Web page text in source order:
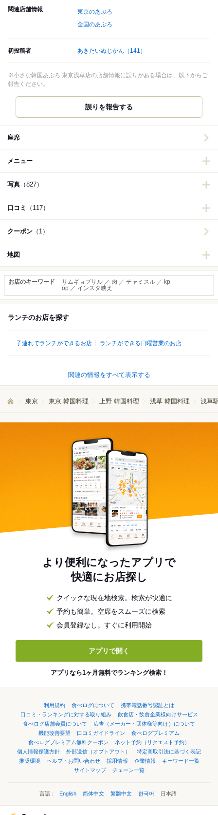
関連店舗情報
東京のあぷろ
全国のあぷろ
初投稿者 あきたいぬじかん （141）
※小さな韓国あぷろ 東京浅草店の店舗情報に誤りがある場合は、以下からご
報告ください。
誤りを報告する
座席
メニュー
写真 （827）
口コミ （117）
クーポン （1）
地図
お店のキーワード
サムギョプサル ／ 肉 ／ チャミスル ／ kp
op ／ インスタ映え
ランチのお店を探す
子連れでランチができるお店 ランチができる日曜営業のお店
関連の情報をすべて表示する
東京 東京 韓国料理 上野 韓国料理 浅草 韓国料理 浅草
より便利になったアプリで
快適にお店探し
クイックな現在地検索。検索が快適に
予約も簡単。空席をスムーズに検索
会員登録なし。すぐに利用開始
アプリで開く
アプリなら1ヶ月無料でランキング検索！
利用規約 食べログについて
携帯電話番号認証とは
口コミ・ランキングに対する取り組み
飲食店・飲食企業様向けサービス
食べログ店舗会員について
広告（メーカー・団体様等向け）について
機能改善要望
口コミガイドライン
食べログプレミアム
食べログプレミアム無料クーポン
ネット予約（リクエスト予約）
個人情報保護方針
外部送信（オプトアウト）
特定商取引法に基づく表記
推奨環境
ヘルプ・お問い合わせ 採用情報 企業情報
キーワード一覧
サイトマップ
チェーン一覧
言語： English 简体中文 繁體中文 한국어 日本語